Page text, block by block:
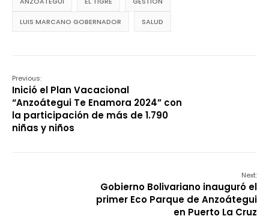
LUIS MARCANO GOBERNADOR SALUD
Previous:
Inició el Plan Vacacional
“Anzoátegui Te Enamora 2024” con
la participación de más de 1.790
niñas y niños
Next:
Gobierno Bolivariano inauguró el
primer Eco Parque de Anzoátegui
en Puerto La Cruz